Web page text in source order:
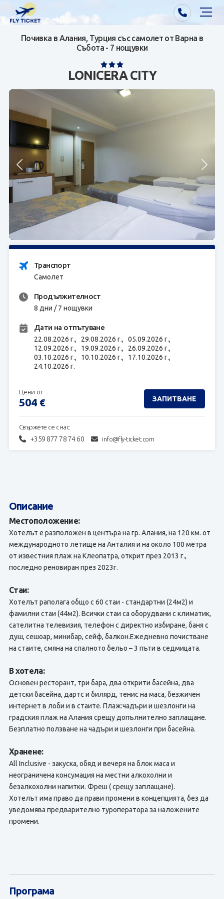
Почивки от Варна
Почивки от София/Пловдив/Бургас
Самолетни билети
Визи
Контакти
Почивка в Алания, Турция със самолет от Варна в
Събота - 7 нощувки
LONICERA CITY
Транспорт
Самолет
Продължителност
8 дни / 7 нощувки
Дати на отпътуване
22.08.2026 г., 29.08.2026 г., 05.09.2026 г.,
12.09.2026 г., 19.09.2026 г., 26.09.2026 г.,
03.10.2026 г., 10.10.2026 г., 17.10.2026 г.,
24.10.2026 г.
Свържете се с нас:
+359 877 78 74 60 info@fly-ticket.com
Цени от
504 € ЗАПИТВАНЕ
Описание
Местоположение:
Хотелът е разположен в центъра на гр. Алания, на 120 км. от
международното летище на Анталия и на около 100 метра
от известния плаж на Клеопатра, открит през 2013 г.,
последно реновиран през 2023г.
Стаи:
Хотелът раполага общо с 60 стаи - стандартни (24м2) и
фамилни стаи (44м2). Всички стаи са оборудвани с климатик,
сателитна телевизия, телефон с директно избиране, баня с
душ, сешоар, минибар, сейф, балкон.Ежедневно почистване
на стаите, смяна на спалното бельо – 3 пъти в седмицата.
В хотела:
Основен ресторант, три бара, два открити басейна, два
детски басейна, дартс и билярд, тенис на маса, безжичен
интернет в лоби и в стаите. Плаж:чадъри и шезлонги на
градския плаж на Алания срещу допълнително заплащане.
Безплатно ползване на чадъри и шезлонги при басейна.
Хранене:
All Inclusive - закуска, обяд и вечеря на блок маса и
неограничена консумация на местни алкохолни и
безалкохолни напитки. Фреш ( срещу заплащане).
Хотелът има право да прави промени в концепцията, без да
уведомява предварително туроператора за наложените
промени.
Програма